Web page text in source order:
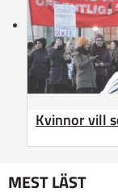
Kvinnor vill
MEST LÄST